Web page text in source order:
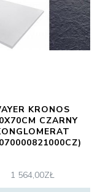
KRONOS
CZARNY
1 564,00ZŁ